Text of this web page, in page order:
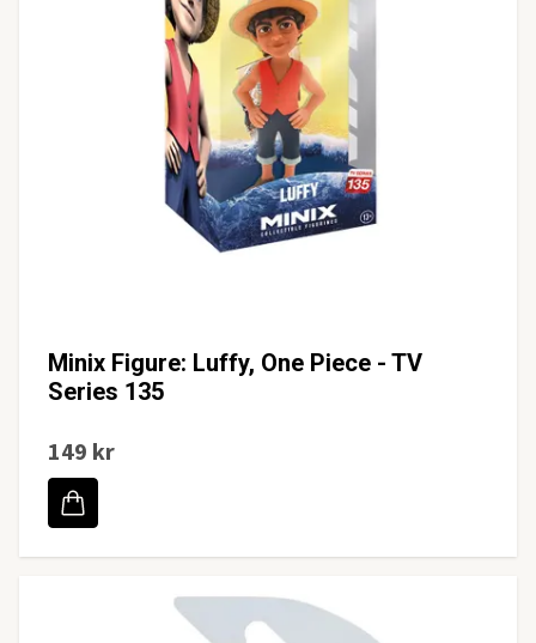
Minix Figure: Luffy, One Piece - TV
Series 135
149 kr